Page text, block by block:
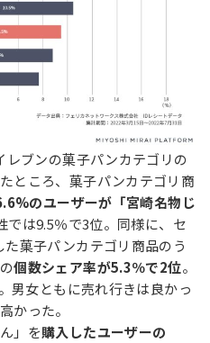
ブンの菓子パンカテゴリの
ところ、菓子パンカテゴリ商
のユーザーが「宮崎名物じ
では9.5％で3位。同様に、セ
菓子パンカテゴリ商品のう
個数シェア率が5.3％で2位。
男女ともに売れ行きは良かっ
かった。
」を購入したユーザーの